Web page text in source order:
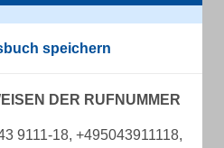
speichern
DER RUFNUMMER
9111-18, +495043911118,